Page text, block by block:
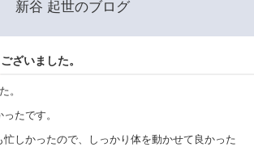
新谷 起世のブログ
ざいました。
。
たです。
しかったので、しっかり体を動かせて良かった